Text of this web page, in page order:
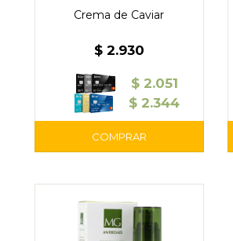
Crema de Caviar
$ 2.930
$ 2.051
$ 2.344